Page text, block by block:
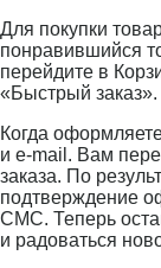
Для покупки
понравившийся
перейдите в
«Быстрый заказ».
Когда
и e-mail. Вам
заказа. По
подтверждение
СМС. Теперь
и радоваться